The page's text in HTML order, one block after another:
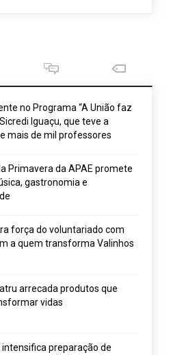
no Programa “A União faz
Iguaçu, que teve a
mais de mil professores
Primavera da APAE promete
gastronomia e
força do voluntariado com
a quem transforma Valinhos
arrecada produtos que
vidas
preparação de